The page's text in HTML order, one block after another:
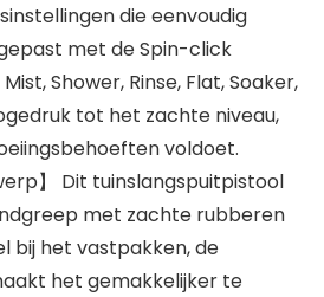
die eenvoudig
met de Spin-click
Shower, Rinse, Flat, Soaker,
tot het zachte niveau,
voldoet.
】 Dit tuinslangspuitpistool
met zachte rubberen
bij het vastpakken, de
het gemakkelijker te